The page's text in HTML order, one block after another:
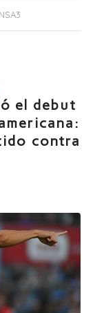
el debut
contra